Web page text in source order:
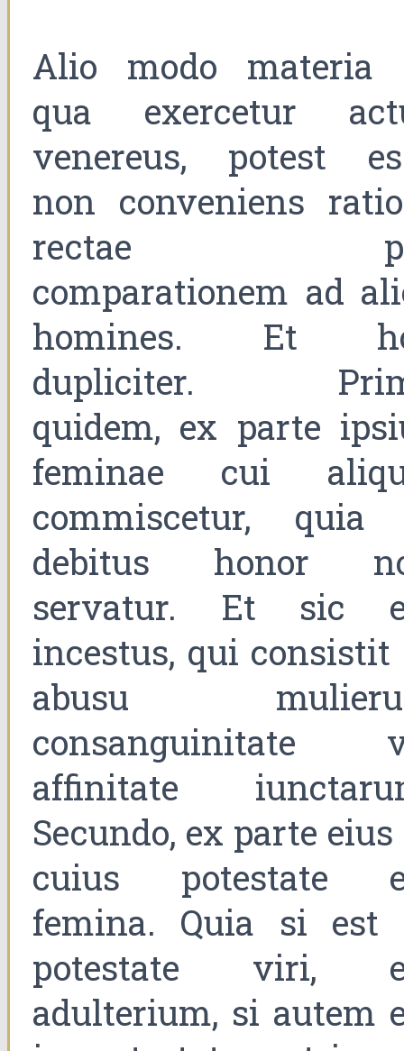
Alio modo materia
qua exercetur
venereus, potest
non conveniens
rectae
comparationem ad
homines. Et
dupliciter.
quidem, ex parte
feminae cui
commiscetur, quia
debitus honor
servatur. Et sic
incestus, qui
abusu
consanguinitate
affinitate
Secundo, ex parte
cuius potestate
femina. Quia si est
potestate viri,
adulterium, si autem